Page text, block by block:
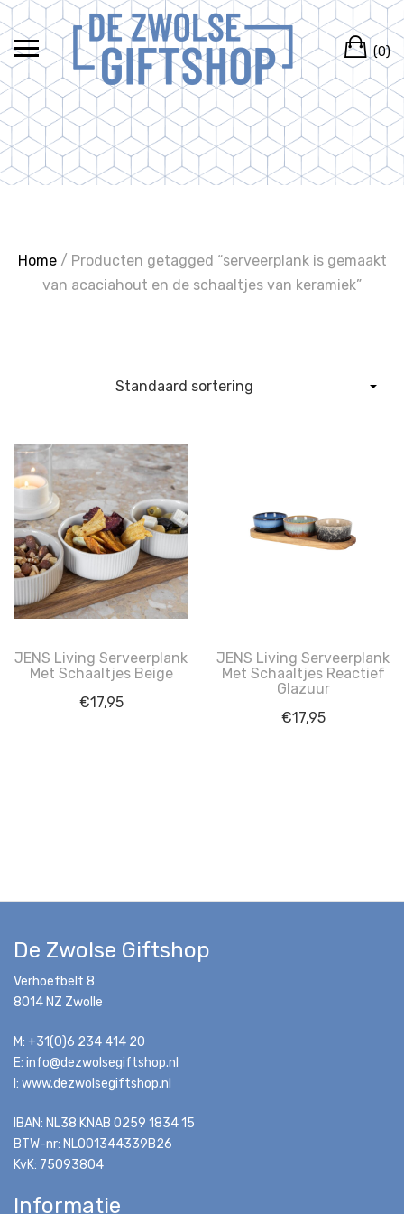
Ga
naar
de
inhoud
(0)
Home/ Producten getagged “serveerplank is gemaakt
van acaciahout en de schaaltjes van keramiek”
JENS Living Serveerplank
Met Schaaltjes Beige
€17,95
JENS Living Serveerplank
Met Schaaltjes Reactief
Glazuur
€17,95
De Zwolse Giftshop
Verhoefbelt 8
8014 NZ Zwolle
M: +31(0)6 234 414 20
E: info@dezwolsegiftshop.nl
I: www.dezwolsegiftshop.nl
IBAN: NL38 KNAB 0259 1834 15
BTW-nr: NL001344339B26
KvK: 75093804
Informatie